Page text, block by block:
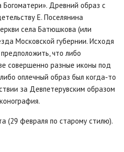
Богоматери». Древний образ с
Е. Поселянина
села Батюшкова (или
Московской губернии. Исходя
что либо
совершенно разные иконы под
оплечный образ был когда-то
за Девпетерувским образом
(29 февраля по старому стилю).